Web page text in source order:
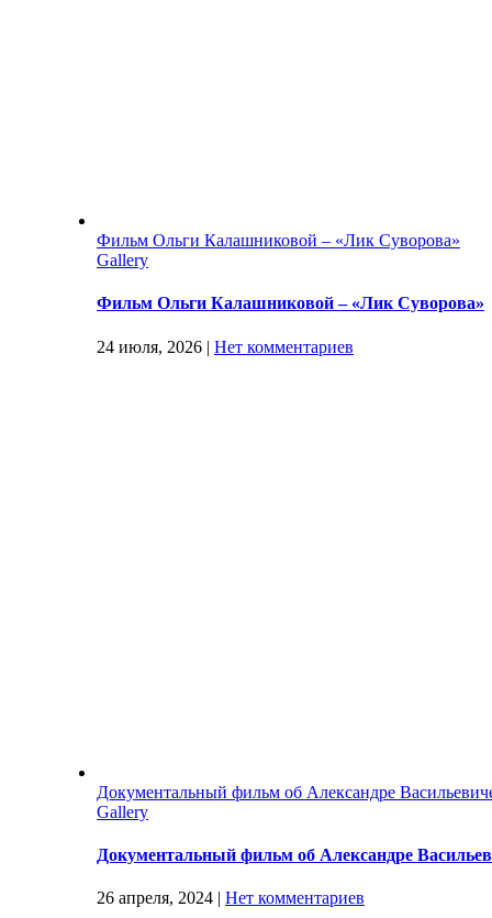
Фильм Ольги Калашниковой – «Лик Суворова»
Gallery
Фильм Ольги Калашниковой – «Лик Суворова»
24 июля, 2026 | Нет комментариев
Документальный фильм об Александре
Gallery
Документальный фильм об Александре
26 апреля, 2024 | Нет комментариев